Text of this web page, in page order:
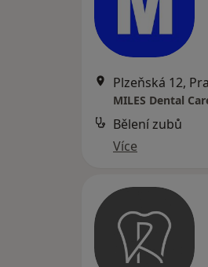
Plzeňská 12,
MILES Dental
Bělení zubů
Více